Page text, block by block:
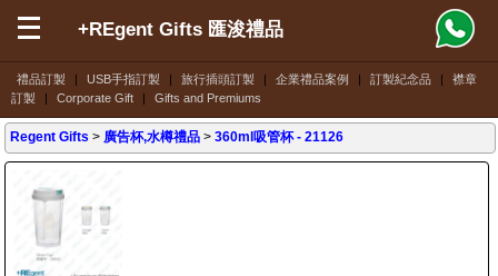
禮品訂製 | USB手指訂製 | 旅行插頭訂製 | 企業禮品案例 | 訂製紀念品 |
襟章
訂製
| Corporate Gift | Gifts and Premiums
+REgent Gifts 匯浚禮品
Regent Gifts > 廣告杯,水樽禮品 >360ml吸管杯- 21126